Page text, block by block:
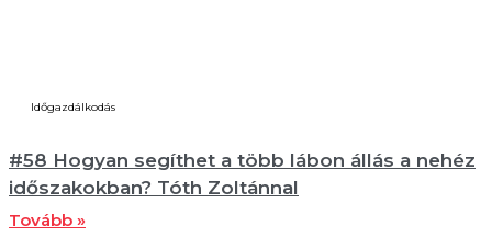
Időgazdálkodás
#58 Hogyan segíthet a több lábon állás a nehéz
időszakokban? Tóth Zoltánnal
Tovább »